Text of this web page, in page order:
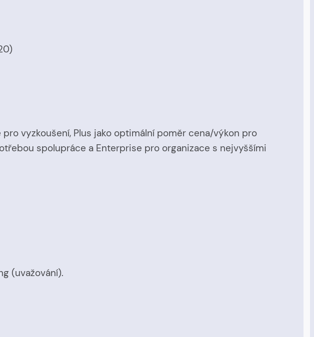
vyzkoušení, Plus jako optimální poměr cena/výkon pro
spolupráce a Enterprise pro organizace s nejvyššími
(uvažování).